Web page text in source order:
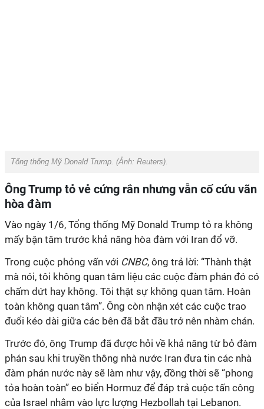
Tổng thống Mỹ Donald Trump. (Ảnh: Reuters).
Ông Trump tỏ vẻ cứng rắn nhưng vẫn cố cứu vãn
hòa đàm
Vào ngày 1/6, Tổng thống Mỹ Donald Trump tỏ ra không
mấy bận tâm trước khả năng hòa đàm với Iran đổ vỡ.
Trong cuộc phỏng vấn với CNBC, ông trả lời: “Thành thật
mà nói, tôi không quan tâm liệu các cuộc đàm phán đó có
chấm dứt hay không. Tôi thật sự không quan tâm. Hoàn
toàn không quan tâm”. Ông còn nhận xét các cuộc trao
đuổi kéo dài giữa các bên đã bắt đầu trở nên nhàm chán.
Trước đó, ông Trump đã được hỏi về khả năng từ bỏ đàm
phán sau khi truyền thông nhà nước Iran đưa tin các nhà
đàm phán nước này sẽ làm như vậy, đồng thời sẽ “phong
tỏa hoàn toàn” eo biển Hormuz để đáp trả cuộc tấn công
của Israel nhằm vào lực lượng Hezbollah tại Lebanon.